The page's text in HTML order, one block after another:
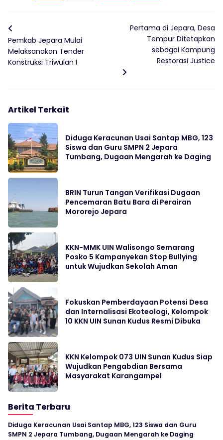
Pemkab Jepara Mulai
Melaksanakan Tender
Konstruksi Triwulan I
Pertama di Jepara, Desa
Tempur Ditetapkan
sebagai Kampung
Restorasi Justice
Artikel Terkait
Diduga Keracunan Usai Santap MBG, 123
Siswa dan Guru SMPN 2 Jepara
Tumbang, Dugaan Mengarah ke Daging
BRIN Turun Tangan Verifikasi Dugaan
Pencemaran Batu Bara di Perairan
Mororejo Jepara
KKN-MMK UIN Walisongo Semarang
Posko 5 Kampanyekan Stop Bullying
untuk Wujudkan Sekolah Aman
Fokuskan Pemberdayaan Potensi Desa
dan Internalisasi Ekoteologi, Kelompok
10 KKN UIN Sunan Kudus Resmi Dibuka
KKN Kelompok 073 UIN Sunan Kudus Siap
Wujudkan Pengabdian Bersama
Masyarakat Karangampel
Berita Terbaru
Diduga Keracunan Usai Santap MBG, 123 Siswa dan Guru
SMPN 2 Jepara Tumbang, Dugaan Mengarah ke Daging